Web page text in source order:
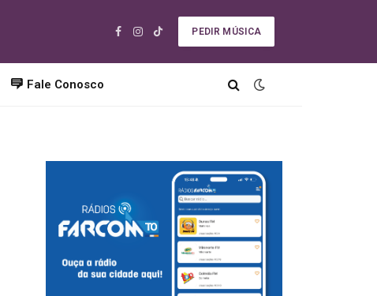
Facebook
Instagram
TikTok
PEDIR MÚSICA
Fale Conosco